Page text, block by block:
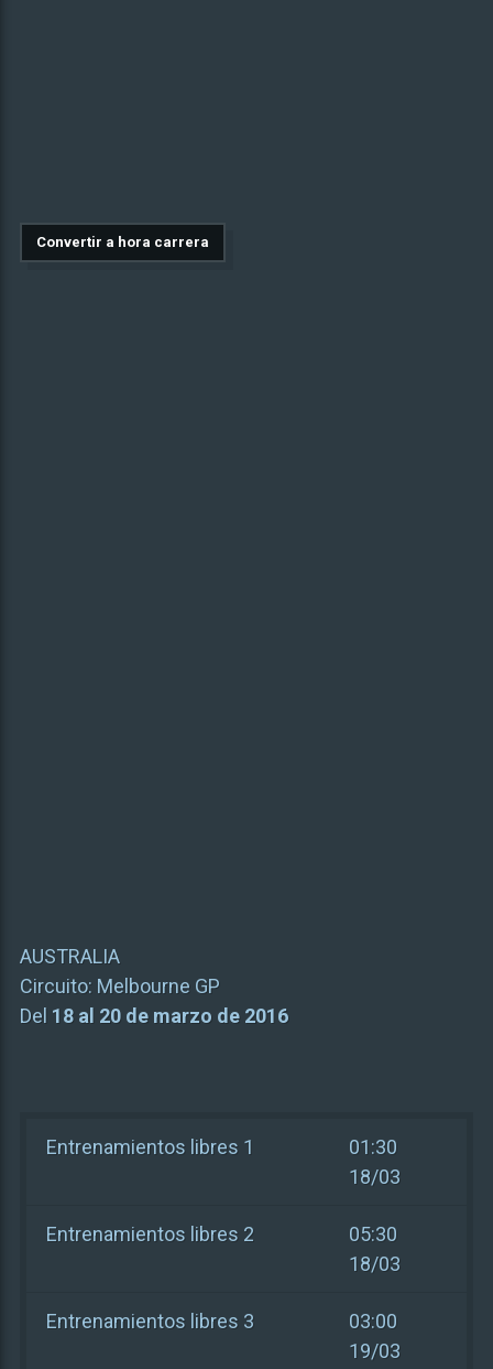
AUSTRALIA
Circuito: Melbourne GP
Del 18 al 20 de marzo de 2016
Entrenamientos libres 1
01:30
18/03
Entrenamientos libres 2
05:30
18/03
Entrenamientos libres 3
03:00
19/03